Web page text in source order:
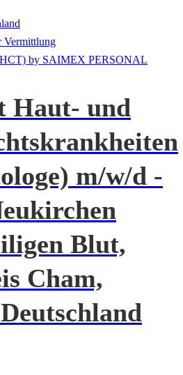
Vermittlung
Haut- und
m/w/d -
Blut,
Cham,